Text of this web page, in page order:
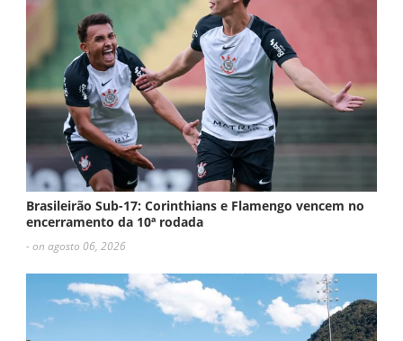
Brasileirão Sub-17: Corinthians e Flamengo vencem no
encerramento da 10ª rodada
- on agosto 06, 2026